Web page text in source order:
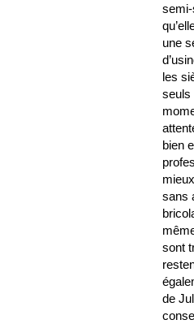
une
les
seuls
bien
sans
sont
de